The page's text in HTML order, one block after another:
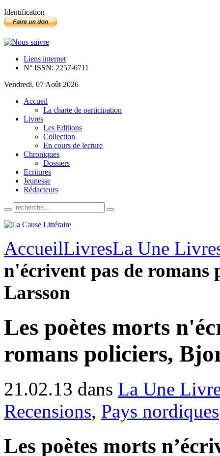
Identification
Liens internet
N° ISSN: 2257-6711
Vendredi, 07 Août 2026
Accueil
La charte de participation
Livres
Les Editions
Collection
En cours de lecture
Chroniques
Dossiers
Ecritures
Jeunesse
Rédacteurs
AccueilLivresLa Une
n'écrivent pas de
Larsson
Les poètes morts
romans policiers,
21.02.13 dans La Une
Recensions, Pays nordiques
Les poètes morts